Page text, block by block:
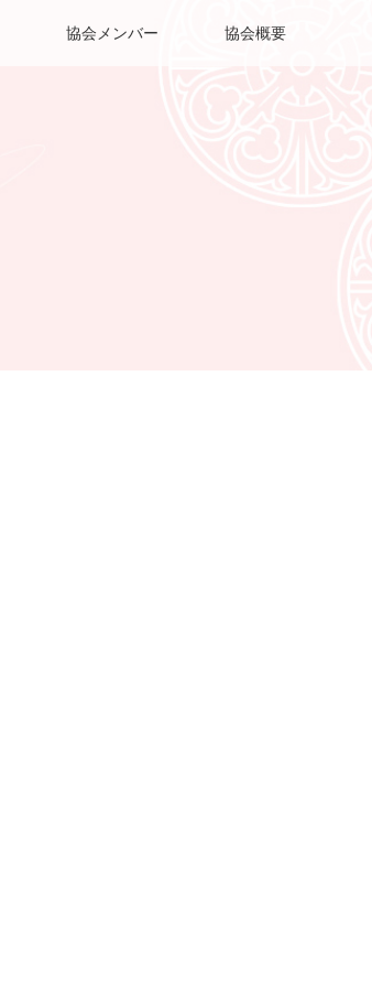
協会メンバー 協会概要